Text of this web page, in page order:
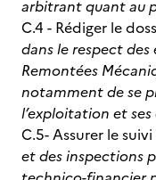
arbitrant quant au
C.4 - Rédiger le
dans le respect
Remontées
notamment de se
l’exploitation et
C.5- Assurer le
et des inspections